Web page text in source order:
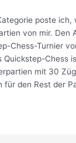
poste
von mir. Den
Chess-Turnier
Quickstep-Chess
mit 30
für den Rest der